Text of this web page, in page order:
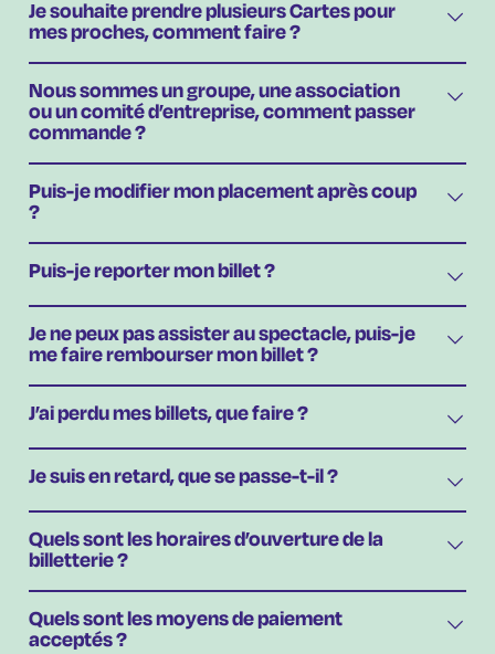
Je souhaite prendre plusieurs Cartes pour
mes proches, comment faire ?
Nous sommes un groupe, une association
ou un comité d’entreprise, comment passer
commande ?
Puis-je modifier mon placement après coup
?
Puis-je reporter mon billet ?
Je ne peux pas assister au spectacle, puis-je
me faire rembourser mon billet ?
J’ai perdu mes billets, que faire ?
Je suis en retard, que se passe-t-il ?
Quels sont les horaires d’ouverture de la
billetterie ?
Quels sont les moyens de paiement
acceptés ?